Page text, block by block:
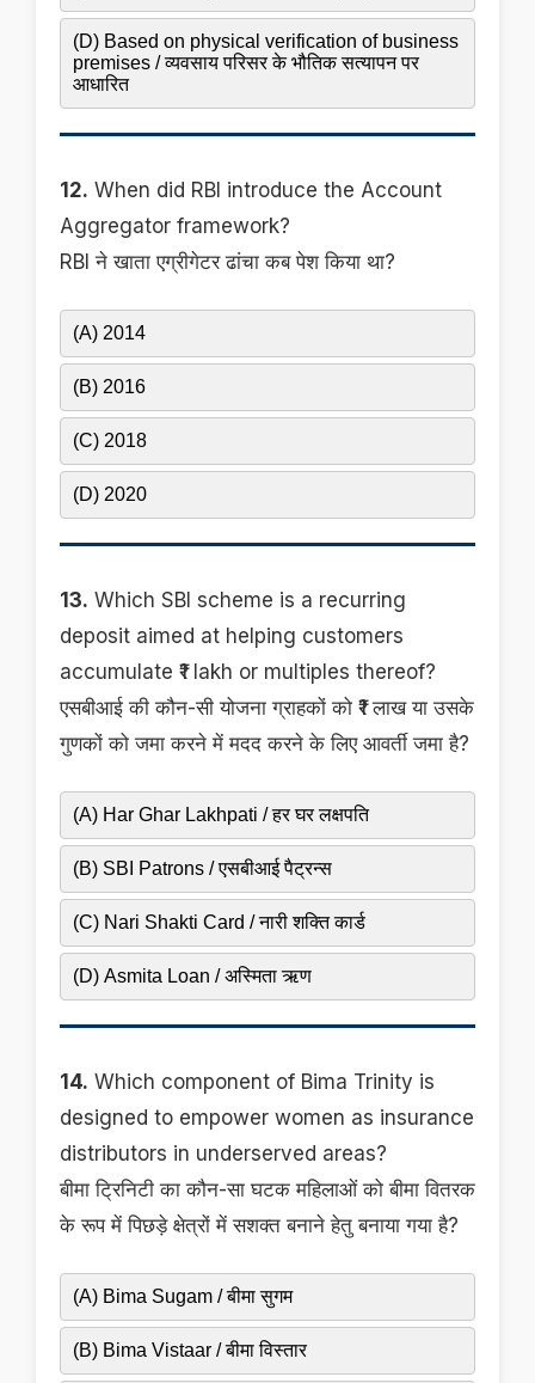
(D) Based on physical verification of business
premises / व्यवसाय परिसर के भौतिक सत्यापन पर
आधारित
12. When did RBI introduce the Account
Aggregator framework?
RBI ने खाता एग्रीगेटर ढांचा कब पेश किया था?
(A) 2014
(B) 2016
(C) 2018
(D) 2020
13. Which SBI scheme is a recurring
deposit aimed at helping customers
accumulate ₹1 lakh or multiples thereof?
एसबीआई की कौन-सी योजना ग्राहकों को ₹1 लाख या उसके
गुणकों को जमा करने में मदद करने के लिए आवर्ती जमा है?
(A) Har Ghar Lakhpati / हर घर लक्षपति
(B) SBI Patrons / एसबीआई पैट्रन्स
(C) Nari Shakti Card / नारी शक्ति कार्ड
(D) Asmita Loan / अस्मिता ऋण
14. Which component of Bima Trinity is
designed to empower women as insurance
distributors in underserved areas?
बीमा ट्रिनिटी का कौन-सा घटक महिलाओं को बीमा वितरक
के रूप में पिछड़े क्षेत्रों में सशक्त बनाने हेतु बनाया गया है?
(A) Bima Sugam / बीमा सुगम
(B) Bima Vistaar / बीमा विस्तार